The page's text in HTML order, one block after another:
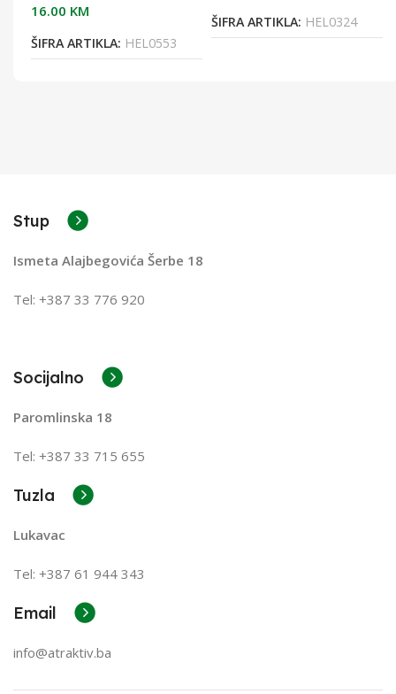
16.00 KM
ŠIFRA ARTIKLA: HEL0553
ŠIFRA ARTIKLA: HEL0324
Stup
Ismeta Alajbegovića Šerbe 18
Tel: +387 33 776 920
Socijalno
Paromlinska 18
Tel: +387 33 715 655
Tuzla
Lukavac
Tel: +387 61 944 343
Email
info@atraktiv.ba